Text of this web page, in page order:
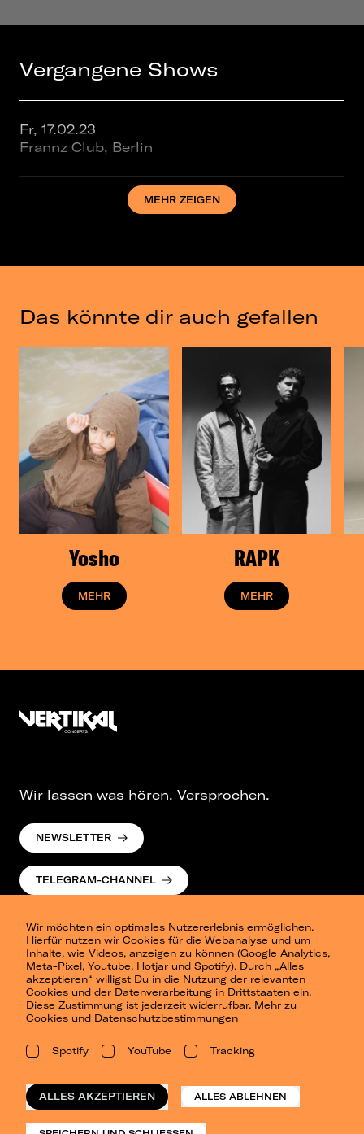
Vergangene Shows
Fr, 17.02.23
Frannz Club, Berlin
MEHR ZEIGEN
Das könnte dir auch gefallen
Yosho
MEHR
RAPK
MEHR
Wir möchten ein optimales Nutzererlebnis ermöglichen.
Hierfür nutzen wir Cookies für die Webanalyse und um
Inhalte, wie Videos, anzeigen zu können (Google Analytics,
Meta-Pixel, Youtube, Hotjar und Spotify). Durch „Alles
akzeptieren“ willigst Du in die Nutzung der relevanten
Cookies und der Datenverarbeitung in Drittstaaten ein.
Diese Zustimmung ist jederzeit widerrufbar. Mehr zu
Cookies und Datenschutzbestimmungen
Spotify YouTube Tracking
ALLES AKZEPTIEREN ALLES ABLEHNEN
Wir lassen was hören. Versprochen.
NEWSLETTER
TELEGRAM-CHANNEL
Presse
Berlin
Dresden
Leipzig
Konzertsommer Petersberg
Vergangene Shows
o_team
Datenschutz